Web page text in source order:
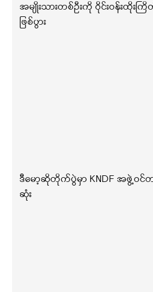
အမျိုးသားတစ်ဦးကို ဝိုင်းဝန်းထိုးကြိ
ဖြစ်ပွား
ဒီမော့ဆိုတိုက်ပွဲမှာ KNDF အဖွဲ့ဝင်တ
ဆုံး